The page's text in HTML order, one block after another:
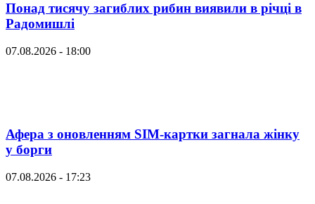
Понад тисячу загиблих рибин виявили в річці в
Радомишлі
07.08.2026 - 18:00
Афера з оновленням SIM-картки загнала жінку
у борги
07.08.2026 - 17:23